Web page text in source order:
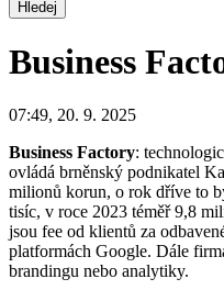
Hledej
Business
07:49, 20. 9. 2025
Business Factory:
ovládá brněnský podnikatel
milionů korun, o rok dříve to
tisíc, v roce 2023 téměř 9,8
jsou fee od klientů za
platformách Google. Dále
brandingu nebo analytiky.